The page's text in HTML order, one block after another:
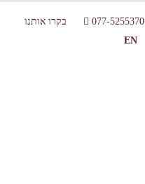
077-5255370
בקרו אותנו
EN